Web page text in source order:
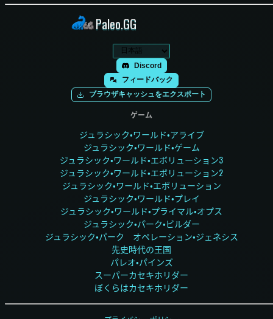
Paleo.GG
Discord
フィードバック
ブラウザキャッシュをエクスポート
ゲーム
ジュラシック・ワールド・アライブ
ジュラシック・ワールド・ゲーム
ジュラシック・ワールド・エボリューション3
ジュラシック・ワールド・エボリューション2
ジュラシック・ワールド・エボリューション
ジュラシック・ワールド・プレイ
ジュラシック・ワールド・プライマル・オプス
ジュラシック・パーク・ビルダー
ジュラシック・パーク オペレーション・ジェネシス
先史時代の王国
パレオ・パインズ
スーパーカセキホリダー
ぼくらはカセキホリダー